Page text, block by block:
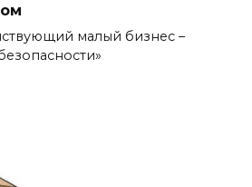
малый бизнес –